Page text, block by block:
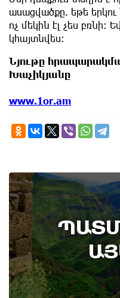
ասացվածքը. եթե
ոչ մեկին էլ չես բռնի։
կհայտնվես։
Նյութը
Խաչիկյանը
www.1or.am